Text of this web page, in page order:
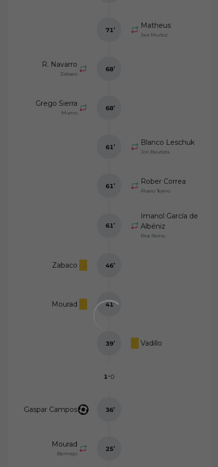
Matheus
Javi Muñoz
71’
R. Navarro
Zabaco
68’
Grego Sierra
Mumo
68’
Blanco Leschuk
Jon Bautista
61’
Rober Correa
Álvaro Tejero
61’
Imanol García de
Albéniz
Rios Reina
61’
Zabaco 46’
Mourad 41’
Vadillo
39’
1-0
Gaspar Campos 36’
Mourad
Bermejo
25’